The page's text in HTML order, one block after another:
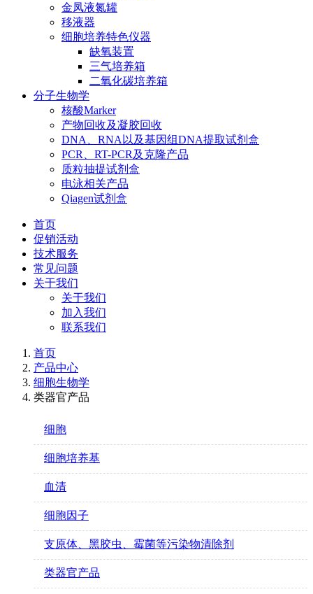
金凤液氮罐
移液器
细胞培养特色仪器
缺氧装置
三气培养箱
二氧化碳培养箱
分子生物学
核酸Marker
产物回收及凝胶回收
DNA、RNA以及基因组DNA提取试剂盒
PCR、RT-PCR及克隆产品
质粒抽提试剂盒
电泳相关产品
Qiagen试剂盒
首页
促销活动
技术服务
常见问题
关于我们
关于我们
加入我们
联系我们
首页
产品中心
细胞生物学
类器官产品
细胞
细胞培养基
血清
细胞因子
支原体、黑胶虫、霉菌等污染物清除剂
类器官产品